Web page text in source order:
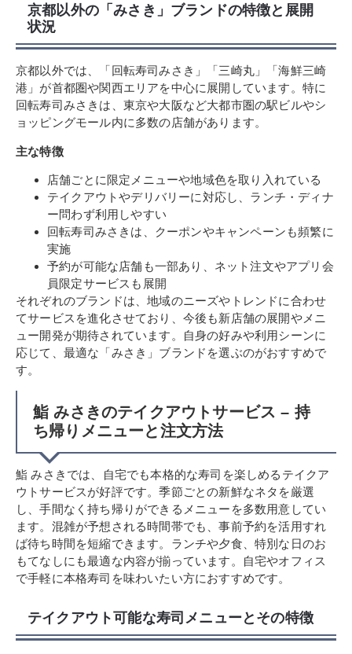
京都以外の「みさき」ブランドの特徴と展開
状況
京都以外では、「回転寿司みさき」「三崎丸」「海鮮三崎
港」が首都圏や関西エリアを中心に展開しています。特に
回転寿司みさきは、東京や大阪など大都市圏の駅ビルやシ
ョッピングモール内に多数の店舗があります。
主な特徴
店舗ごとに限定メニューや地域色を取り入れている
テイクアウトやデリバリーに対応し、ランチ・ディナ
ー問わず利用しやすい
回転寿司みさきは、クーポンやキャンペーンも頻繁に
実施
予約が可能な店舗も一部あり、ネット注文やアプリ会
員限定サービスも展開
それぞれのブランドは、地域のニーズやトレンドに合わせ
てサービスを進化させており、今後も新店舗の展開やメニ
ュー開発が期待されています。自身の好みや利用シーンに
応じて、最適な「みさき」ブランドを選ぶのがおすすめで
す。
鮨 みさきのテイクアウトサービス – 持
ち帰りメニューと注文方法
鮨 みさきでは、自宅でも本格的な寿司を楽しめるテイクア
ウトサービスが好評です。季節ごとの新鮮なネタを厳選
し、手間なく持ち帰りができるメニューを多数用意してい
ます。混雑が予想される時間帯でも、事前予約を活用すれ
ば待ち時間を短縮できます。ランチや夕食、特別な日のお
もてなしにも最適な内容が揃っています。自宅やオフィス
で手軽に本格寿司を味わいたい方におすすめです。
テイクアウト可能な寿司メニューとその特徴